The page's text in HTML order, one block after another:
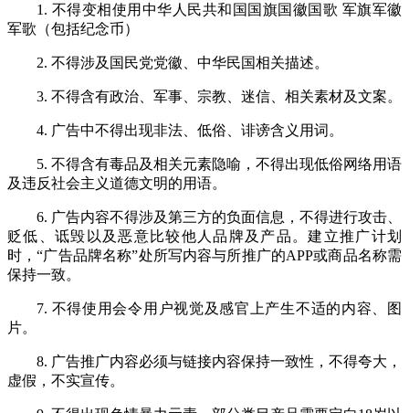
1. 不得变相使用中华人民共和国国旗国徽国歌 军旗军徽
军歌（包括纪念币）
2. 不得涉及国民党党徽、中华民国相关描述。
3. 不得含有政治、军事、宗教、迷信、相关素材及文案。
4. 广告中不得出现非法、低俗、诽谤含义用词。
5. 不得含有毒品及相关元素隐喻，不得出现低俗网络用语
及违反社会主义道德文明的用语。
6. 广告内容不得涉及第三方的负面信息，不得进行攻击、
贬低、诋毁以及恶意比较他人品牌及产品。建立推广计划
时，“广告品牌名称”处所写内容与所推广的APP或商品名称需
保持一致。
7. 不得使用会令用户视觉及感官上产生不适的内容、图
片。
8. 广告推广内容必须与链接内容保持一致性，不得夸大，
虚假，不实宣传。